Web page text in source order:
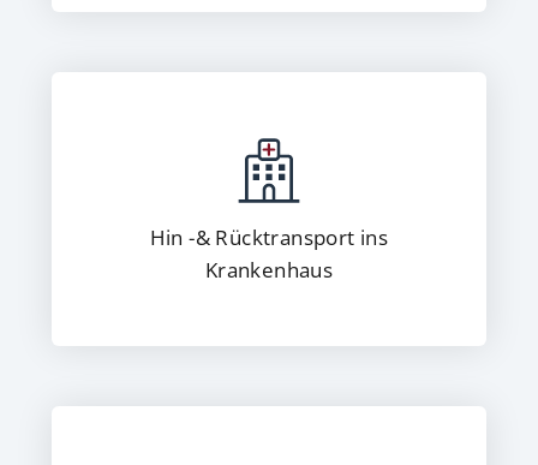
Hin -& Rücktransport ins
Krankenhaus